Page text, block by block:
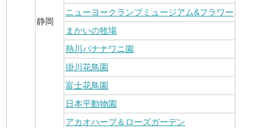
静岡
ニューヨークランプミュージアム&フラワー
まかいの牧場
熱川バナナワニ園
掛川花鳥園
富士花鳥園
日本平動物園
アカオハーブ＆ローズガーデン